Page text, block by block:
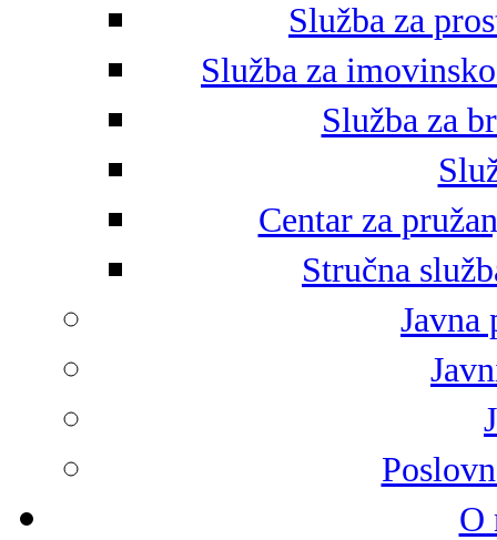
Služba za
Služba za
Služba za
Centar za
Stručna
Javna
O